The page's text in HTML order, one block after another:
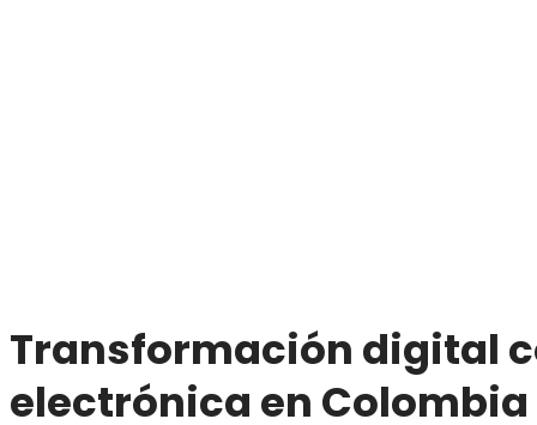
Transformación digital
electrónica en Colombia